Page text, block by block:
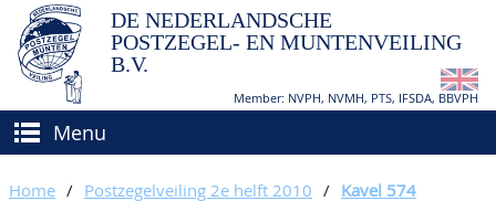
DE NEDERLANDSCHE
POSTZEGEL- EN MUNTENVEILING
B.V.
Member: NVPH, NVMH, PTS, IFSDA, BBVPH
Menu
Home / Postzegelveiling 2e helft 2010 / Kavel 574